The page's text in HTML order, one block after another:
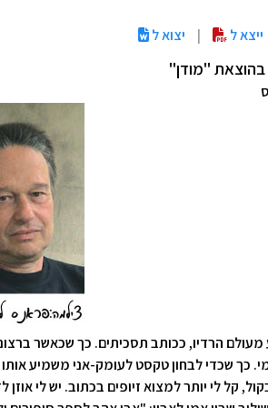
ייצא ל | יצוא ל
בהוצאת "מודן"
אליו כעבור כמה חודשים. אז הפרספקטיבה שונה והסופר בעצמו יודע מה עליו לשנות, לפני שהוא שולח להוצאה לאור. יחד עם זאת, לעיתים אדם חסר כשרון ישקיע המון עבודה, זמן ומאמצים בכתיבה, אך התוצר שלו ישקף את חוסר כישרונו. לעומתו, מישהו ברוך-כישרונות, עשוי לשלוח משהו - גם אם מרושל -ועדיין ניתן יהיה להבחין באיזשהו ניצוץ בכתב-היד שהגיש. עשרות כותרים חדשים יוצאים לאור בעת האחרונה, את הסיבה לפרץ הכותבים הזה, תולה שמעון ריקלין בהמצאת המחשב והאינטרנט. "היום קל יותר להוציא טקסט שנראה כמו ספר," הוא מסביר. "פעם היה צריך להתגבר על המחסום הפיזי של הכתיבה. בנוסף, ניתן לומר, שיותר זול להוציא ספר מבעבר. בשל ההוצאות על החומרים עצמם (נייר, דפוס וכו'). כשהוצאת ספר ממוצע," הוא מציין, "עולה כ-30,000 ₪, אך עדיין להוציא ספר באמצעות הוצאה לאור, מומלץ הרבה יותר!" והוא גם מפרט ומסביר מדוע. "מבחינת הטקסט, סביר שבהוצאת ספרים יקבל הספר טיפול טוב יותר של עריכה. אבל גם אם ימצא הסופר עורך משובח, עדיין ככל שההוצאה גדולה יותר, כוחות ההפצה והשיווק שלה-טובים יותר. רוב ההוצאות משקיעות רבות בעריכה ובאסתטיקה של הספר, וכמובן גם ביחסי הציבור, שהם בסיס חשוב להצלחה של ספר. לסופר חשוב להגיע לכלל אזרחי ישראל וכך גם להוצאה, שלעתים לוקחת בחשבון-שהיא משקיעה בספר אחד רבות ואולי הוא לא יצליח. אך הצלחתו של ספר אחד, תכסה את ההוצאה של ספר אחר שיוצא בהוצאה. או לחילופין," הוא ממשיך ואומר, "ההוצאה מחליטה להשקיע בסופר מסוים לטווח ארוך. היא יודעת שהיא עשויה להפסיד בספר הראשון שלו, אך השני כבר יביא את ההצלחה." מכאן שאני תוהה יחד איתו, האם ניתן לחזות הצלחתו של ספר. האם אפשר לנחש שספר כלשהו יהפוך לרב מכר. והוא עונה חד משמעית שהוא לא יודע את נוסחת הקסם! "אין לי מושג, מה הופך ספר לספר מצליח. לעתים, אנחנו מתרגמים בהוצאתנו ספר שהוא 'שוס' לא נורמאלי בחו"ל. ופה בארץ אין לו הצלחה. קורה גם להיפך כמובן. "רודף העפיפונים" (הוצאת מטר) הוא דוגמה לזה, נראה לי, ההצלחה בארץ עלתה על כל המשוער." עתה אני מבקשת ממנו טיפים למעוניינים להוציא ספר, והוא מונה את הדברים הבאים: 1-לא לשלוח כתב-יד עם אותיות קטנות מדי. לפחות גודל 12, 13. רווח של אחד וחצי-זה טוב ונפלא. 2-לא לדרוש פגישה עם העורך. כדאי לסמוך על העורכים: "אנחנו מוציאים לאור ספרים. לא אנשים," אז אל תטרחו לבקש פגישה – לא תקבלו. 3-שמעון לא רוצה להישמע ציני, אך בכל זאת, היה ממליץ לתת את כתב-היד לעריכה לפני הגשתו להוצאה לאור. חשוב שמישהו מקצוען ייתן פידבק על הספר. כך יש סיכוי שכתב-היד יגיע במצב טוב יותר להוצאה. 4- "זה נשמע נורא," הוא אומר בצער "אבל אם למישהו יש קשרים זה עוזר. מישהו שמכיר את העורך ויאמר לו: 'תן שימת לב לכתב היד הזה, זה משהו שכדאי לקרוא'. במקרה כזה, אין ספק שנקרא אותו מהר יותר. תוך שבועיים אפילו-כי מישהו מבחוץ המליץ." 5-דבר נוסף, להניח את כתב-היד ולחזור אליו כעבור כמה חודשים. זה הכרחי וחשוב! לא למהר, ולא להיחפז, סבלנות! "כותבים רבים," הוא מסביר, "הם אנשים אגוצנטרים, וזה חלק ממה שמייחד אותם," וקל לו לומר זאת כי הוא עצמו אדם כותב. "קשה להם לראות את עצמם מבחוץ, בעיקר אם הם לא ממש מאושרים. גם אם קשה לך - חשוב שתהיה בך הקשבה, דו-סטריות – כי עבודה עם עורך זהו דיאלוג, וככל שהוא דו-סטרי יותר, המוצר המוגמר בשל יותר." 6-וזה מוביל לדבר האחרון שקשור לסבלנות ולאורך נשימה: "אם הדבר שבחרת לעשות הוא להיות סופר. עליך לדעת שיש צורך בנשימה ארוכה – ארוכה – ארוכה. ייקח זמן עד שתמצא את האנשים שיגלו את מה שיש בך." לשמעון ריקלין ככותב, יש כך נראה, נשימה מאוד ארוכה. גם הסיפורים שלו, נדחו על-ידי הוצאות רבות. וכאחד השולח מכתבי דחייה, אפשר שקל היה לו יותר לקבל דחיות מהוצאות. הוא לא לקח זאת אישית, ולא חשב שמה שכתב אינו איכותי - אלא שאינו מתאים להוצאה זו או אחרת. עד ששלושת הנובלות שלו הגיעו לידי אלי הירש-עורך הוצאת "חרגול", שהתחבר אליהם מאוד. הערותיו היו הערות בונות וחשובות, בעיני שמעון ריקלין. הייתה בו הקשבה, והוא מימש את רעיון הדו-סטריות. אין ספק, ששמעון ככותב הוא הרבה יותר קפדן, בשל היותו עורך וזה ניכר בהחלט בספרו הראשון: "תום הילדות", ספר שזכה לתשבחות המבקרים ואיש לא כינה אותו ספר